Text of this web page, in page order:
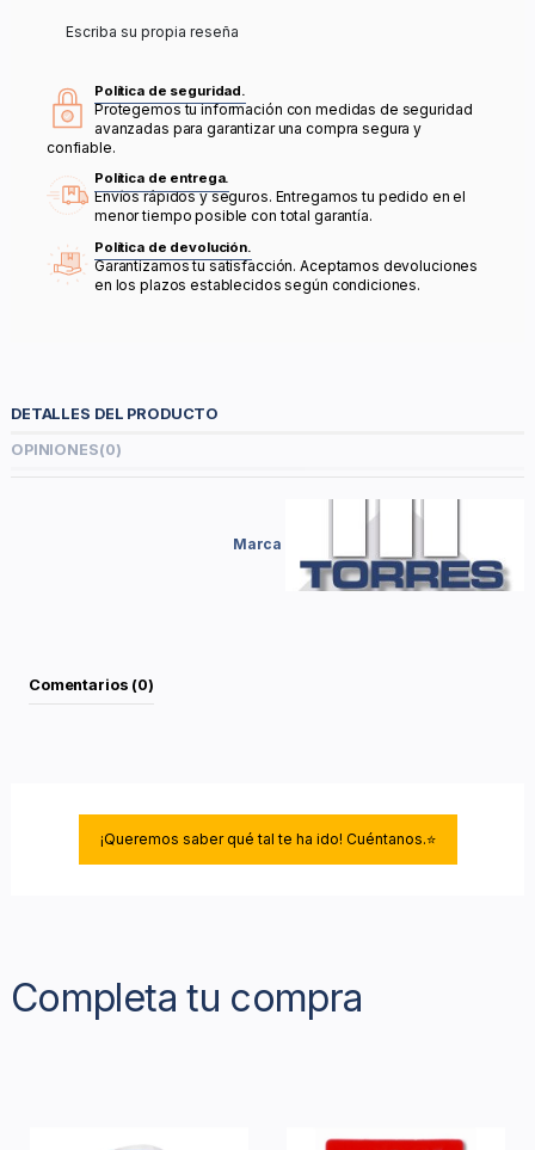
Escriba su propia reseña
Política de seguridad.
Protegemos tu información con medidas de seguridad
avanzadas para garantizar una compra segura y
confiable.
Política de entrega.
Envíos rápidos y seguros. Entregamos tu pedido en el
menor tiempo posible con total garantía.
Política de devolución.
Garantizamos tu satisfacción. Aceptamos devoluciones
en los plazos establecidos según condiciones.
DETALLES DEL PRODUCTO
OPINIONES(0)
Marca
Comentarios (0)
¡Queremos saber qué tal te ha ido! Cuéntanos.⭐
Completa tu compra